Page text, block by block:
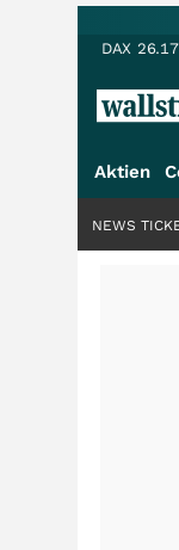
DAX
Aktien
NEWS